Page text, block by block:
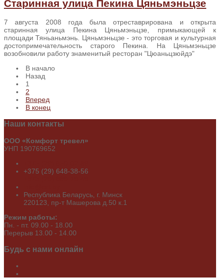
Старинная улица Пекина Цяньмэньцзе
7 августа 2008 года была отреставрирована и открыта
старинная улица Пекина Цяньмэньцзе, примыкающей к
площади Тяньаньмэнь. Цяньмэньцзе - это торговая и культурная
достопримечательность старого Пекина. На Цяньмэньцзе
возобновили работу знаменитый ресторан "Цюаньцзюйдэ"
В начало
Назад
1
2
Вперед
В конец
Наши контакты
ООО «Комфорт тревел»
УНП 190769652
+375 (29) 648-38-56
Республика Беларусь, г. Минск
220123, пр-т Машерова д.50 к.1
Режим работы:
Пн. - пт. 09.00 - 18.00
Перерыв 13.00 - 14.00
Будь с нами онлайн